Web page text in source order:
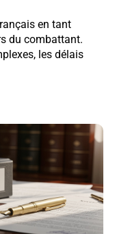
en tant
du combattant.
les délais